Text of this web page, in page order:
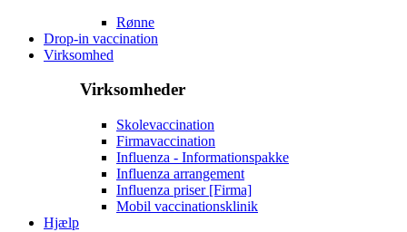
Rønne
Drop-in vaccination
Virksomhed
Virksomheder
Skolevaccination
Firmavaccination
Influenza - Informationspakke
Influenza arrangement
Influenza priser [Firma]
Mobil vaccinationsklinik
Hjælp